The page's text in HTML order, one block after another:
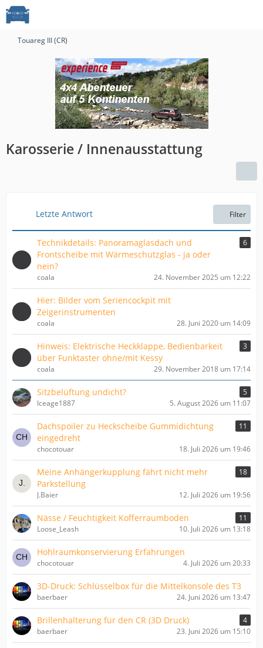
Touareg III (CR)
Karosserie / Innenausstattung
Letzte Antwort Filter
Technikdetails: Panoramaglasdach und
Frontscheibe mit Wärmeschutzglas - ja oder
nein?
6
coala 24. November 2025 um 12:22
Hier: Bilder vom Seriencockpit mit
Zeigerinstrumenten
coala 28. Juni 2020 um 14:09
Hinweis: Elektrische Heckklappe, Bedienbarkeit
über Funktaster ohne/mit Kessy
3
coala 29. November 2018 um 17:14
Sitzbelüftung undicht?
5
Iceage1887
5. August 2026 um 11:07
Dachspoiler zu Heckscheibe Gummidichtung
eingedreht
11
chocotouar 18. Juli 2026 um 19:46
Meine Anhängerkupplung fährt nicht mehr
Parkstellung
18
J.Baier 12. Juli 2026 um 19:56
Nässe / Feuchtigkeit Kofferraumboden
11
Loose_Leash
10. Juli 2026 um 13:18
Hohlraumkonservierung Erfahrungen
chocotouar 4. Juli 2026 um 20:33
3D-Druck: Schlüsselbox für die Mittelkonsole des T3
baerbaer 24. Juni 2026 um 13:47
Brillenhalterung für den CR (3D Druck)
4
baerbaer
23. Juni 2026 um 15:10